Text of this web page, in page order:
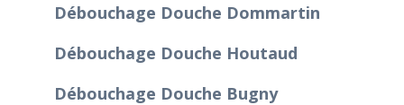
Débouchage Douche Dommartin
Débouchage Douche Houtaud
Débouchage Douche Bugny